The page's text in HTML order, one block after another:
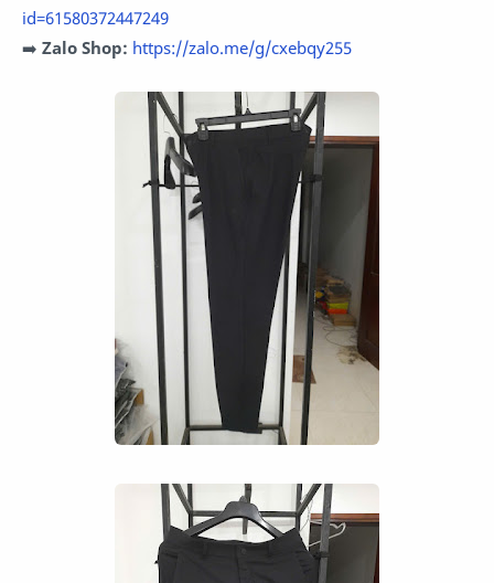
id=61580372447249
➡️ Zalo Shop: https://zalo.me/g/cxebqy255